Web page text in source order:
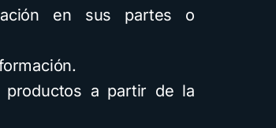
en sus partes o
productos a partir de la